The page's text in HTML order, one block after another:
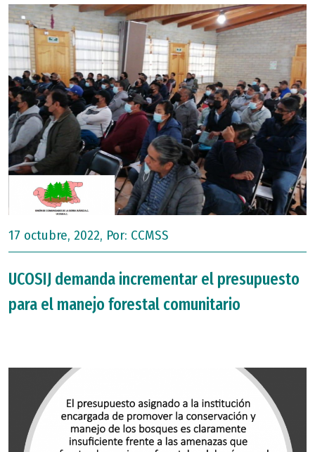
17 octubre, 2022, Por: CCMSS
UCOSIJ demanda incrementar el presupuesto
para el manejo forestal comunitario